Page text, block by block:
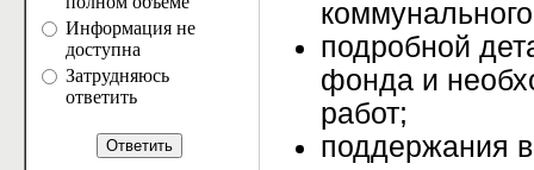
Информация не
доступна
Затрудняюсь
ответить
подробной
фонда и
работ;
поддержания